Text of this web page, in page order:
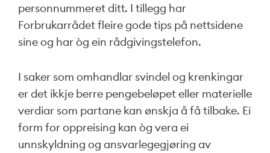
personnummeret ditt. I tillegg har
Forbrukarrådet fleire gode tips på nettsidene
sine og har òg ein rådgivingstelefon.
I saker som omhandlar svindel og krenkingar
er det ikkje berre pengebeløpet eller materielle
verdiar som partane kan ønskja å få tilbake. Ei
form for oppreising kan òg vera ei
unnskyldning og ansvarlegegjøring av